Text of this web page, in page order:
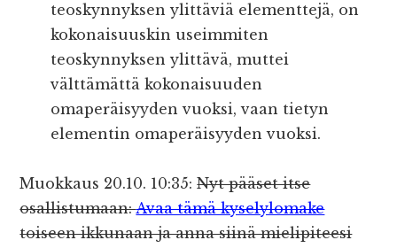
teoskynnyksen ylittäviä elementtejä, on
kokonaisuuskin useimmiten
teoskynnyksen ylittävä, muttei
välttämättä kokonaisuuden
omaperäisyyden vuoksi, vaan tietyn
elementin omaperäisyyden vuoksi.
Muokkaus 20.10. 10:35:Nyt pääset itse
osallistumaan:Avaa tämä kyselylomake
toiseen ikkunaan ja anna siinä mielipiteesi